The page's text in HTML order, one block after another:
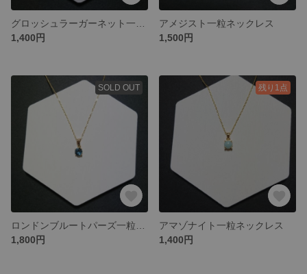
1,400円
アメジスト一粒ネックレス
1,500円
SOLD OUT
1,800円
残り1点
アマゾナイト一粒ネックレス
1,400円